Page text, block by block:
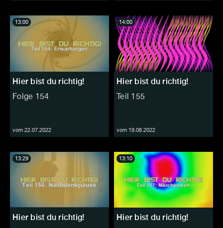
Hier bist du richtig!
Folge 154
vom 22.07.2022
13:00
Hier bist du richtig!
Teil 155
vom 19.08.2022
14:00
Hier bist du richtig!
13:29
Hier bist du richtig!
13:10